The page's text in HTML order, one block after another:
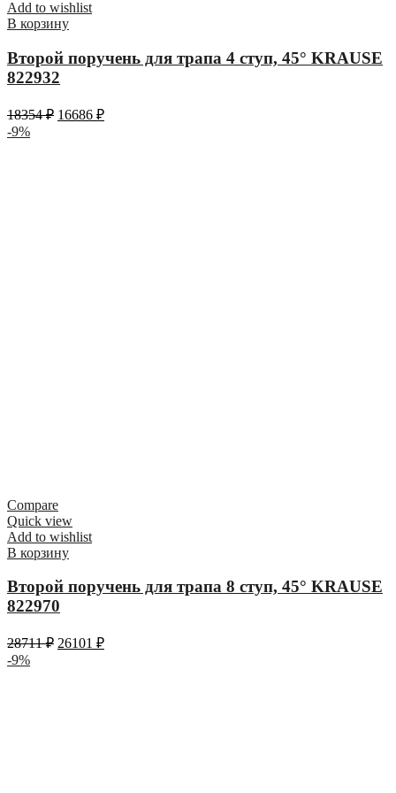
Add to wishlist
В корзину
Второй поручень для трапа 4 ступ, 45° KRAUSE
822932
18354₽ 16686 ₽
-9%
Compare
Quick view
Add to wishlist
В корзину
Второй поручень для трапа 8 ступ, 45° KRAUSE
822970
28711₽ 26101 ₽
-9%